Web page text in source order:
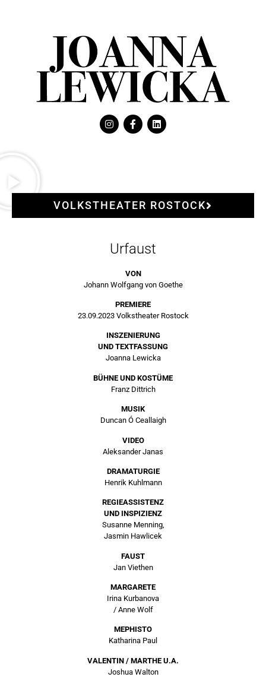
VOLKSTHEATER ROSTOCK
Urfaust
VON
Johann Wolfgang von Goethe
PREMIERE
23.09.2023 Volkstheater Rostock
INSZENIERUNG
UND TEXTFASSUNG
Joanna Lewicka
BÜHNE UND KOSTÜME
Franz Dittrich
MUSIK
Duncan Ó Ceallaigh
VIDEO
Aleksander Janas
DRAMATURGIE
Henrik Kuhlmann
REGIEASSISTENZ
UND INSPIZIENZ
Susanne Menning,
Jasmin Hawlicek
FAUST
Jan Viethen
MARGARETE
Irina Kurbanova
/ Anne Wolf
MEPHISTO
Katharina Paul
VALENTIN / MARTHE U.A.
Joshua Walton